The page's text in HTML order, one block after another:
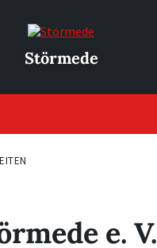
Störmede
e. V.